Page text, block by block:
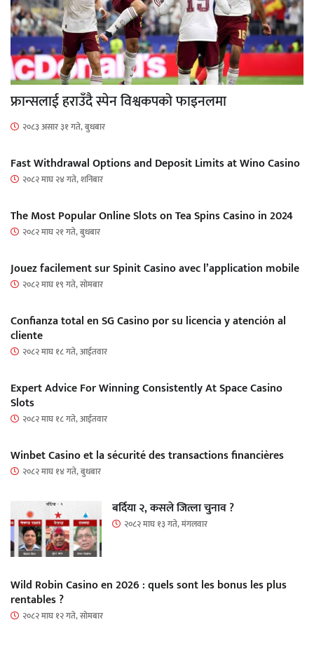
फ्रान्सलाई हराउँदै स्पेन विश्वकपको फाइनलमा
२०८३ असार ३१ गते, बुधबार
Fast Withdrawal Options and Deposit Limits at Wino Casino
२०८२ माघ २४ गते, शनिबार
The Most Popular Online Slots on Tea Spins Casino in 2024
२०८२ माघ २१ गते, बुधबार
Jouez facilement sur Spinit Casino avec l’application mobile
२०८२ माघ १९ गते, सोमबार
Confianza total en SG Casino por su licencia y atención al
cliente
२०८२ माघ १८ गते, आईतवार
Expert Advice For Winning Consistently At Space Casino
Slots
२०८२ माघ १८ गते, आईतवार
Winbet Casino et la sécurité des transactions financières
२०८२ माघ १४ गते, बुधबार
बर्दिया २, कसले जित्ला चुनाव ?
२०८२ माघ १३ गते, मंगलवार
Wild Robin Casino en 2026 : quels sont les bonus les plus
rentables ?
२०८२ माघ १२ गते, सोमबार